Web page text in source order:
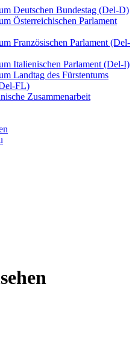
Deutschen Bundestag (Del-D)
Österreichischen Parlament
Französischen Parlament (Del-
Italienischen Parlament (Del-I)
Landtag des Fürstentums
FL)
Zusammenarbeit